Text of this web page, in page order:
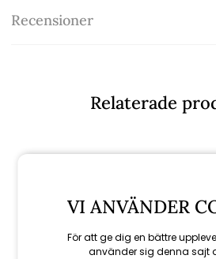
Recensioner
Relaterade
VI ANVÄNDER
För att ge dig en bättre
använder sig denna sajt